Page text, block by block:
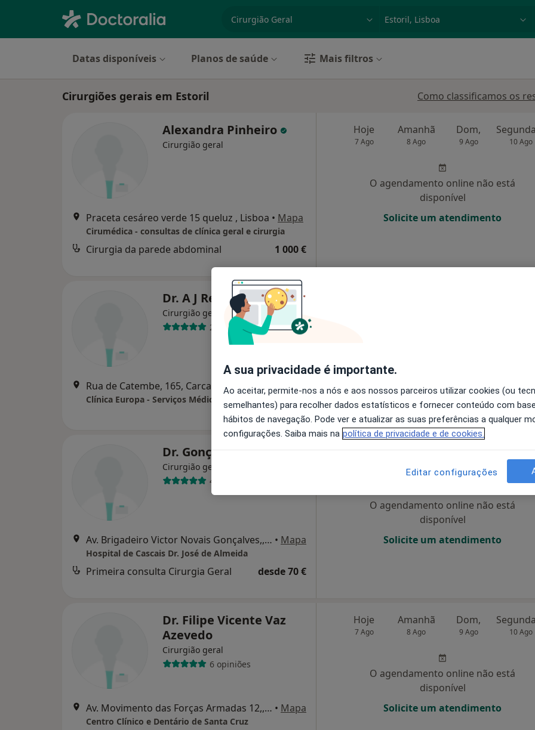
Datas disponíveis Planos de saúde Mais filtros
Cirurgiões gerais em Estoril Como classificamos os
Alexandra Pinheiro
Cirurgião geral
Praceta cesáreo verde 15 queluz , Lisboa • Mapa
Cirumédica - consultas de clínica geral e cirurgia
Cirurgia da parede abdominal 1 000 €
Hoje
7 Ago
Amanhã
8 Ago
Dom,
9 Ago 10 Ago
O agendamento online não está
disponível
Solicite um atendimento
Dr. A J Reis Rivotti
Cirurgião geral
2 opiniões
Rua de Catembe, 165, Carcavelos •Mapa
Clínica Europa - Serviços Médicos
Solicite um atendimento
Dr. Gonçalo Molinar
Cirurgião geral
4 opiniões
Av. Brigadeiro Victor Novais Gonçalves,, Cascais • Mapa
Hospital de Cascais Dr. José de Almeida
Primeira consulta Cirurgia Geral desde 70 €
O agendamento online não está
disponível
Solicite um atendimento
Dr. Filipe Vicente Vaz
Azevedo
Cirurgião geral
6 opiniões
Av. Movimento das Forças Armadas 12,, Sintra • Mapa
Centro Clínico e Dentário de Santa Cruz
Hoje
7 Ago
Amanhã
8 Ago
Dom,
9 Ago 10 Ago
O agendamento online não está
disponível
Solicite um atendimento
A sua privacidade é importante.
Ao aceitar, permite-nos a nós e aos nossos parceiros utilizar cookies (ou
semelhantes) para recolher dados estatísticos e fornecer conteúdo com
hábitos de navegação. Pode ver e atualizar as suas preferências a qualquer
configurações. Saiba mais na política de privacidade e de cookies.
Editar configurações